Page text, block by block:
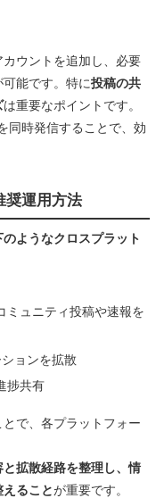
ウントを追加し、必要
能です。特に投稿の共
は重要なポイントです。
同時発信することで、効
奨運用方法
のようなクロスプラット
ミュニティ投稿や速報を
ョンを拡散
捗共有
で、各プラットフォー
と拡散経路を整理し、情
ることが重要です。